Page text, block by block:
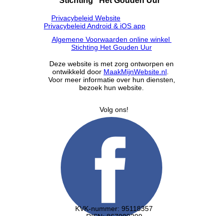
Privacybeleid Website
Privacybeleid Android & iOS app
Algemene Voorwaarden online winkel
Stichting Het Gouden Uur
Deze website is met zorg ontworpen en
ontwikkeld door MaakMijnWebsite.nl
Voor meer informatie over hun diensten,
bezoek hun website.
Volg ons!
KVK-nummer: 95118357